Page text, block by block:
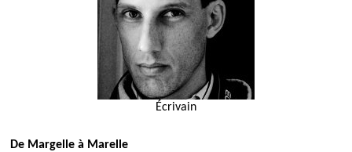
Écrivain
De Margelle à Marelle